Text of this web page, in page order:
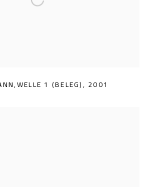
,WELLE 1 (BELEG), 2001